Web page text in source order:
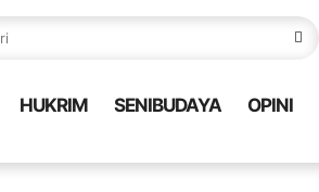
HUKRIM SENIBUDAYA OPINI